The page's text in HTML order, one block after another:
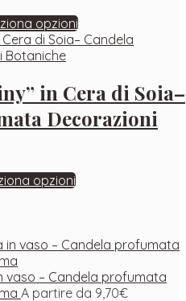
opzioni
in Cera di Soia–
Decorazioni
opzioni
vaso – Candela profumata
A partire da 9,70€